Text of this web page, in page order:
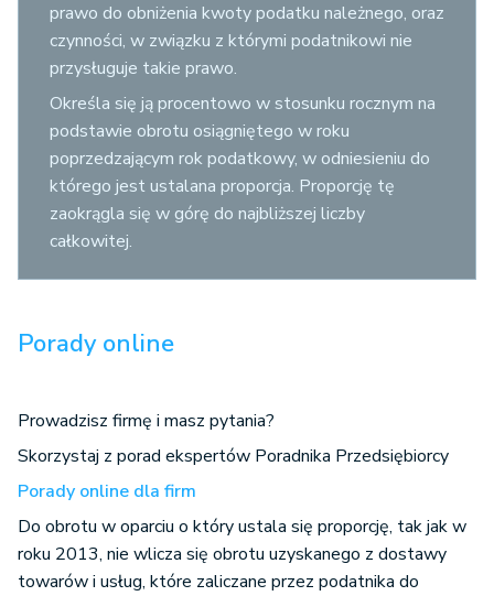
prawo do obniżenia kwoty podatku należnego, oraz
czynności, w związku z którymi podatnikowi nie
przysługuje takie prawo.
Określa się ją procentowo w stosunku rocznym na
podstawie obrotu osiągniętego w roku
poprzedzającym rok podatkowy, w odniesieniu do
którego jest ustalana proporcja. Proporcję tę
zaokrągla się w górę do najbliższej liczby
całkowitej.
Porady online
Prowadzisz firmę i masz pytania?
Skorzystaj z porad ekspertów Poradnika Przedsiębiorcy
Porady online dla firm
Do obrotu w oparciu o który ustala się proporcję, tak jak w
roku 2013, nie wlicza się obrotu uzyskanego z dostawy
towarów i usług, które zaliczane przez podatnika do